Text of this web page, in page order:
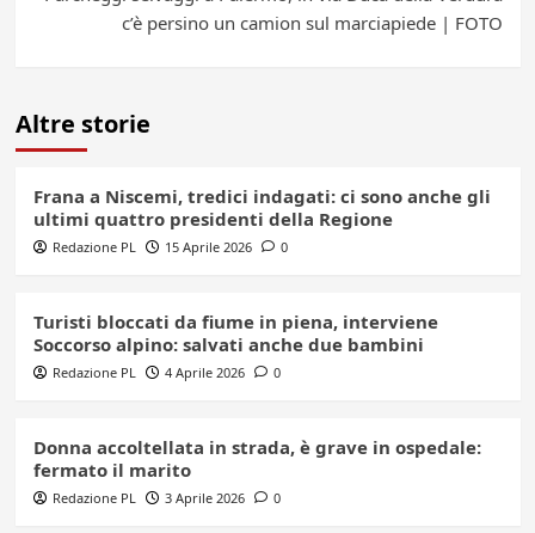
c’è persino un camion sul marciapiede | FOTO
Altre storie
Frana a Niscemi, tredici indagati: ci sono anche gli
ultimi quattro presidenti della Regione
Redazione PL 15 Aprile 2026 0
Turisti bloccati da fiume in piena, interviene
Soccorso alpino: salvati anche due bambini
Redazione PL 4 Aprile 2026 0
Donna accoltellata in strada, è grave in ospedale:
fermato il marito
Redazione PL 3 Aprile 2026 0